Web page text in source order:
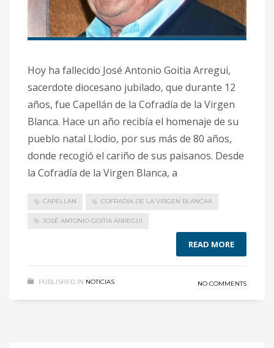
Hoy ha fallecido José Antonio Goitia Arregui,
sacerdote diocesano jubilado, que durante 12
años, fue Capellán de la Cofradía de la Virgen
Blanca. Hace un año recibía el homenaje de su
pueblo natal Llodio, por sus más de 80 años,
donde recogió el cariño de sus paisanos. Desde
la Cofradía de la Virgen Blanca, a
CAPELLÁN COFRADIA DE LA VIRGEN BLANCAA
JOSÉ ANTONIO GOITIA ARREGUI
READ MORE
PUBLISHED IN NOTICIAS NO COMMENTS